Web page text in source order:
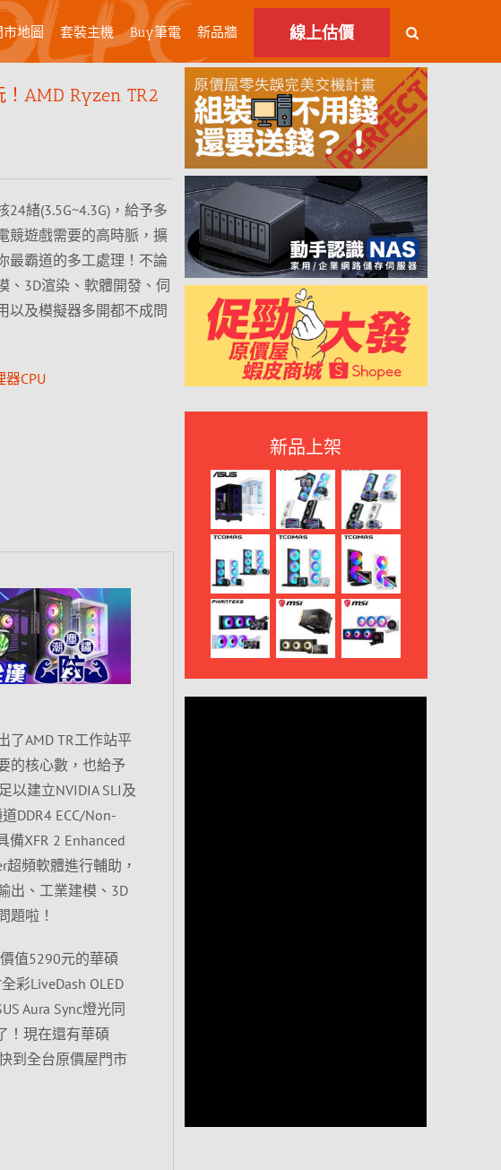
市地圖 套裝主機 Buy筆電 新品牆 線上估價
！AMD Ryzen TR2
24緒(3.5G~4.3G)，給予多
競遊戲需要的高時脈，擴
最霸道的多工處理！不論
、3D渲染、軟體開發、伺
以及模擬器多開都不成問
器CPU
了AMD TR工作站平
的核心數，也給予
以建立NVIDIA SLI及
DDR4 ECC/Non-
XFR 2 Enhanced
超頻軟體進行輔助，
出、工業建模、3D
題啦！
值5290元的華碩
彩LiveDash OLED
Aura Sync燈光同
！現在還有華碩
到全台原價屋門市
新品上架